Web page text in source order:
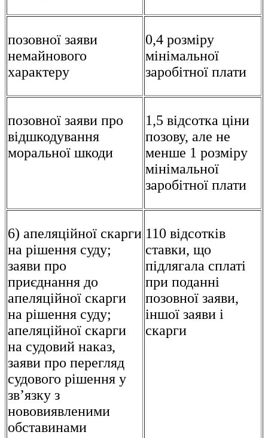
позовної заяви
немайнового
характеру
0,4 розміру
мінімальної
заробітної плати
позовної заяви про
відшкодування
моральної шкоди
1,5 відсотка ціни
позову, але не
менше 1 розміру
мінімальної
заробітної плати
6) апеляційної скарги
на рішення суду;
заяви про
приєднання до
апеляційної скарги
на рішення суду;
апеляційної скарги
на судовий наказ,
заяви про перегляд
судового рішення у
зв’язку з
нововиявленими
обставинами
110 відсотків
ставки, що
підлягала сплаті
при поданні
позовної заяви,
іншої заяви і
скарги